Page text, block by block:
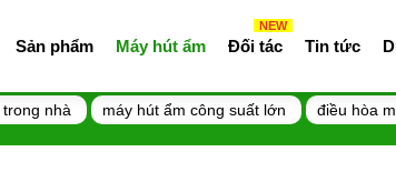
Sản phẩm Máy hút ẩm Đối tác
NEW
Tin tức
nhà máy hút ẩm công suất lớn điều hòa